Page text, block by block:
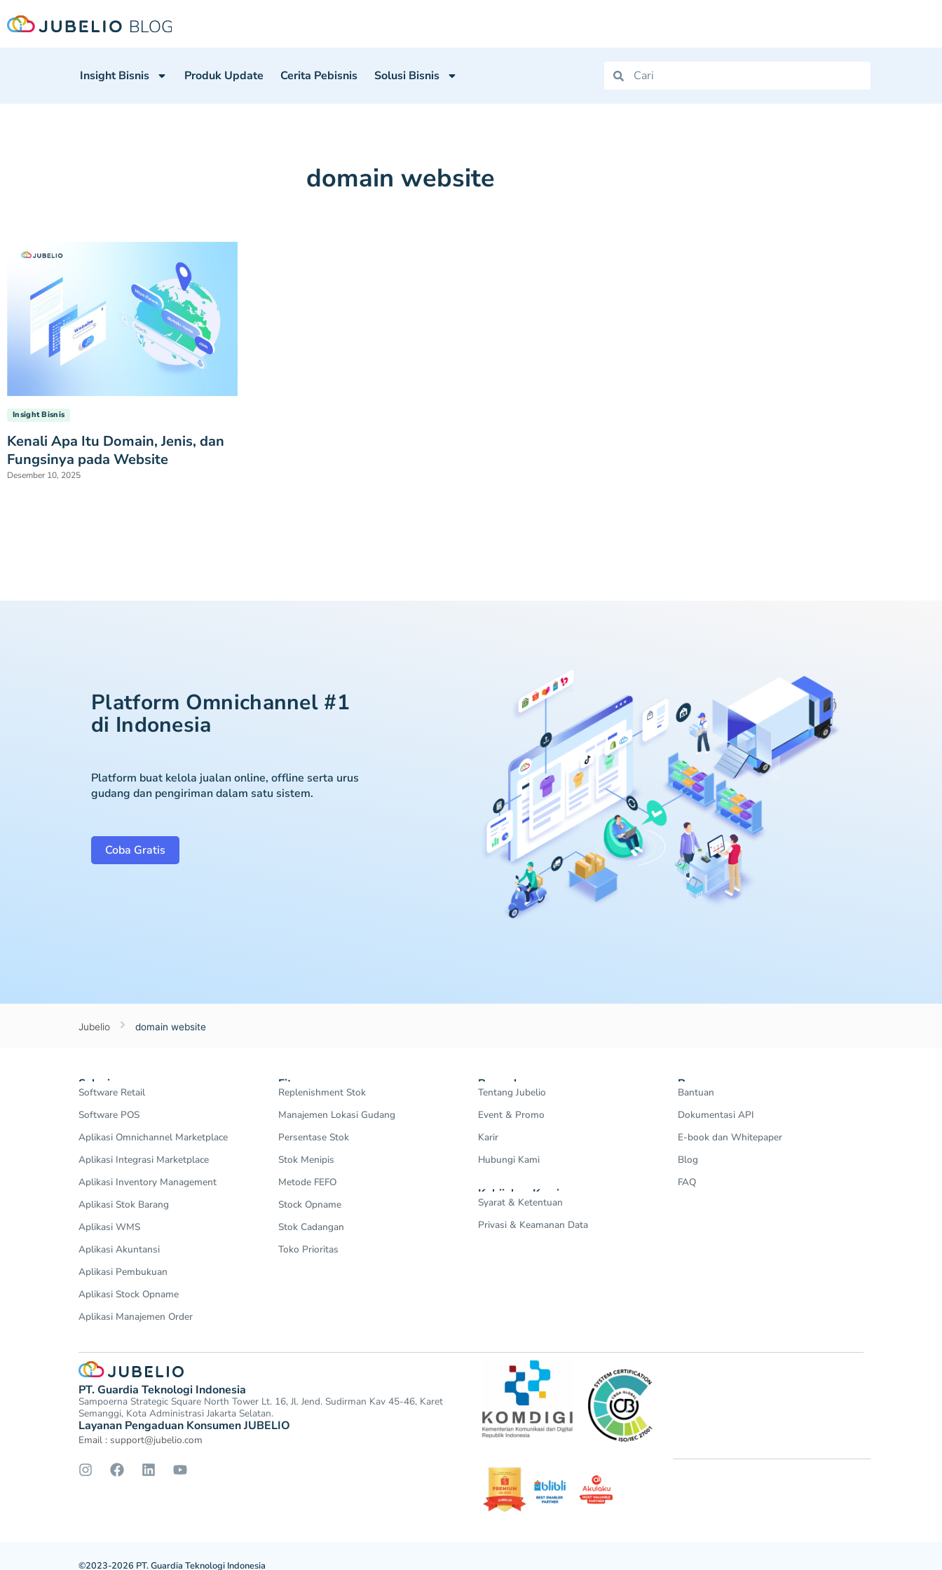
Insight Bisnis Produk Update Cerita Pebisnis Solusi Bisnis
domain website
Insight Bisnis
Kenali Apa Itu Domain, Jenis, dan
Fungsinya pada Website
Desember 10, 2025
Platform Omnichannel #1
di Indonesia
Platform buat kelola jualan online, offline serta urus
gudang dan pengiriman dalam satu sistem.
Coba Gratis
Jubelio domain website
Solusi
Software Retail
Software POS
Aplikasi Omnichannel Marketplace
Aplikasi Integrasi Marketplace
Aplikasi Inventory Management
Aplikasi Stok Barang
Aplikasi WMS
Aplikasi Akuntansi
Aplikasi Pembukuan
Aplikasi Stock Opname
Aplikasi Manajemen Order
Fitur
Replenishment Stok
Manajemen Lokasi Gudang
Persentase Stok
Stok Menipis
Metode FEFO
Stock Opname
Stok Cadangan
Toko Prioritas
Perusahaan
Tentang Jubelio
Event & Promo
Karir
Hubungi Kami
Kebijakan Kami
Syarat & Ketentuan
Privasi & Keamanan Data
Resources
Bantuan
Dokumentasi API
E-book dan Whitepaper
Blog
FAQ
PT. Guardia Teknologi Indonesia
Sampoerna Strategic Square North Tower Lt. 16, Jl. Jend. Sudirman Kav 45-46, Karet
Semanggi, Kota Administrasi Jakarta Selatan.
Layanan Pengaduan Konsumen JUBELIO
Email : support@jubelio.com
©2023-2026 PT. Guardia Teknologi Indonesia